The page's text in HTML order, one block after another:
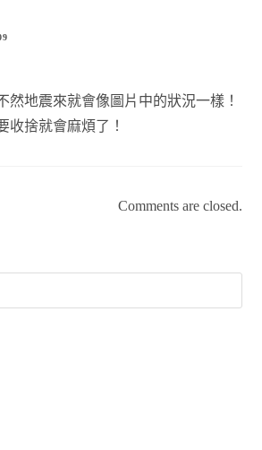
然地震來就會像圖片中的狀況一樣！
收捨就會麻煩了！
Comments are closed.